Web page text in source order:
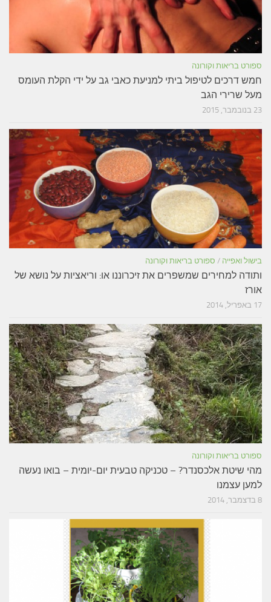
ספורט בריאות וקורונה
חמש דרכים לטיפול ביתי למניעת כאבי גב על ידי הקלת העומס
מעל שרירי הגב
23 בנובמבר, 2015
בישול ואפייה / ספורט בריאות וקורונה
ותודה למחירים שמשפרים את זיכרוננו או: וריאציות על נושא של
אורז
17 באפריל, 2014
ספורט בריאות וקורונה
מהי שיטת אלכסנדר? – טכניקה טבעית יום-יומית – בואו נעשה
למען עצמנו
8 בדצמבר, 2014